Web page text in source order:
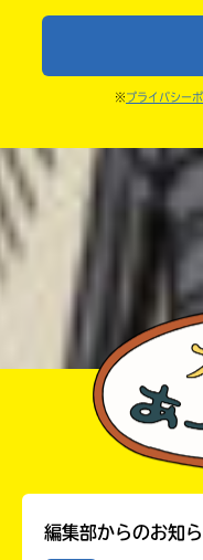
中学1年
高校生以上
ならないよう気をつ
・キャンペーン開
・ポプラ社の宣伝
・かき終えたら、
きこんでいたり、
みなおしてみてね。
※ プライバシー
編集部からのお知